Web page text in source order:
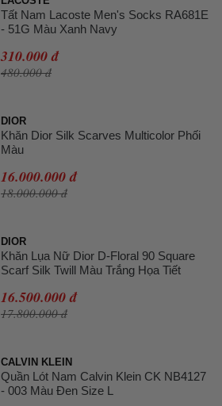
Tất Nam Lacoste Men's Socks RA681E
- 51G Màu Xanh Navy
310.000 đ
480.000 đ
DIOR
Khăn Dior Silk Scarves Multicolor Phối
Màu
16.000.000 đ
18.000.000 đ
DIOR
Khăn Lụa Nữ Dior D-Floral 90 Square
Scarf Silk Twill Màu Trắng Họa Tiết
16.500.000 đ
17.800.000 đ
CALVIN KLEIN
Quần Lót Nam Calvin Klein CK NB4127
- 003 Màu Đen Size L